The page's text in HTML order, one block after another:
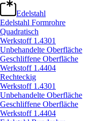
Edelstahl
Edelstahl Formrohre
Quadratisch
Werkstoff 1.4301
Unbehandelte Oberfläche
Geschliffene Oberfläche
Werkstoff 1.4404
Rechteckig
Werkstoff 1.4301
Unbehandelte Oberfläche
Geschliffene Oberfläche
Werkstoff 1.4404